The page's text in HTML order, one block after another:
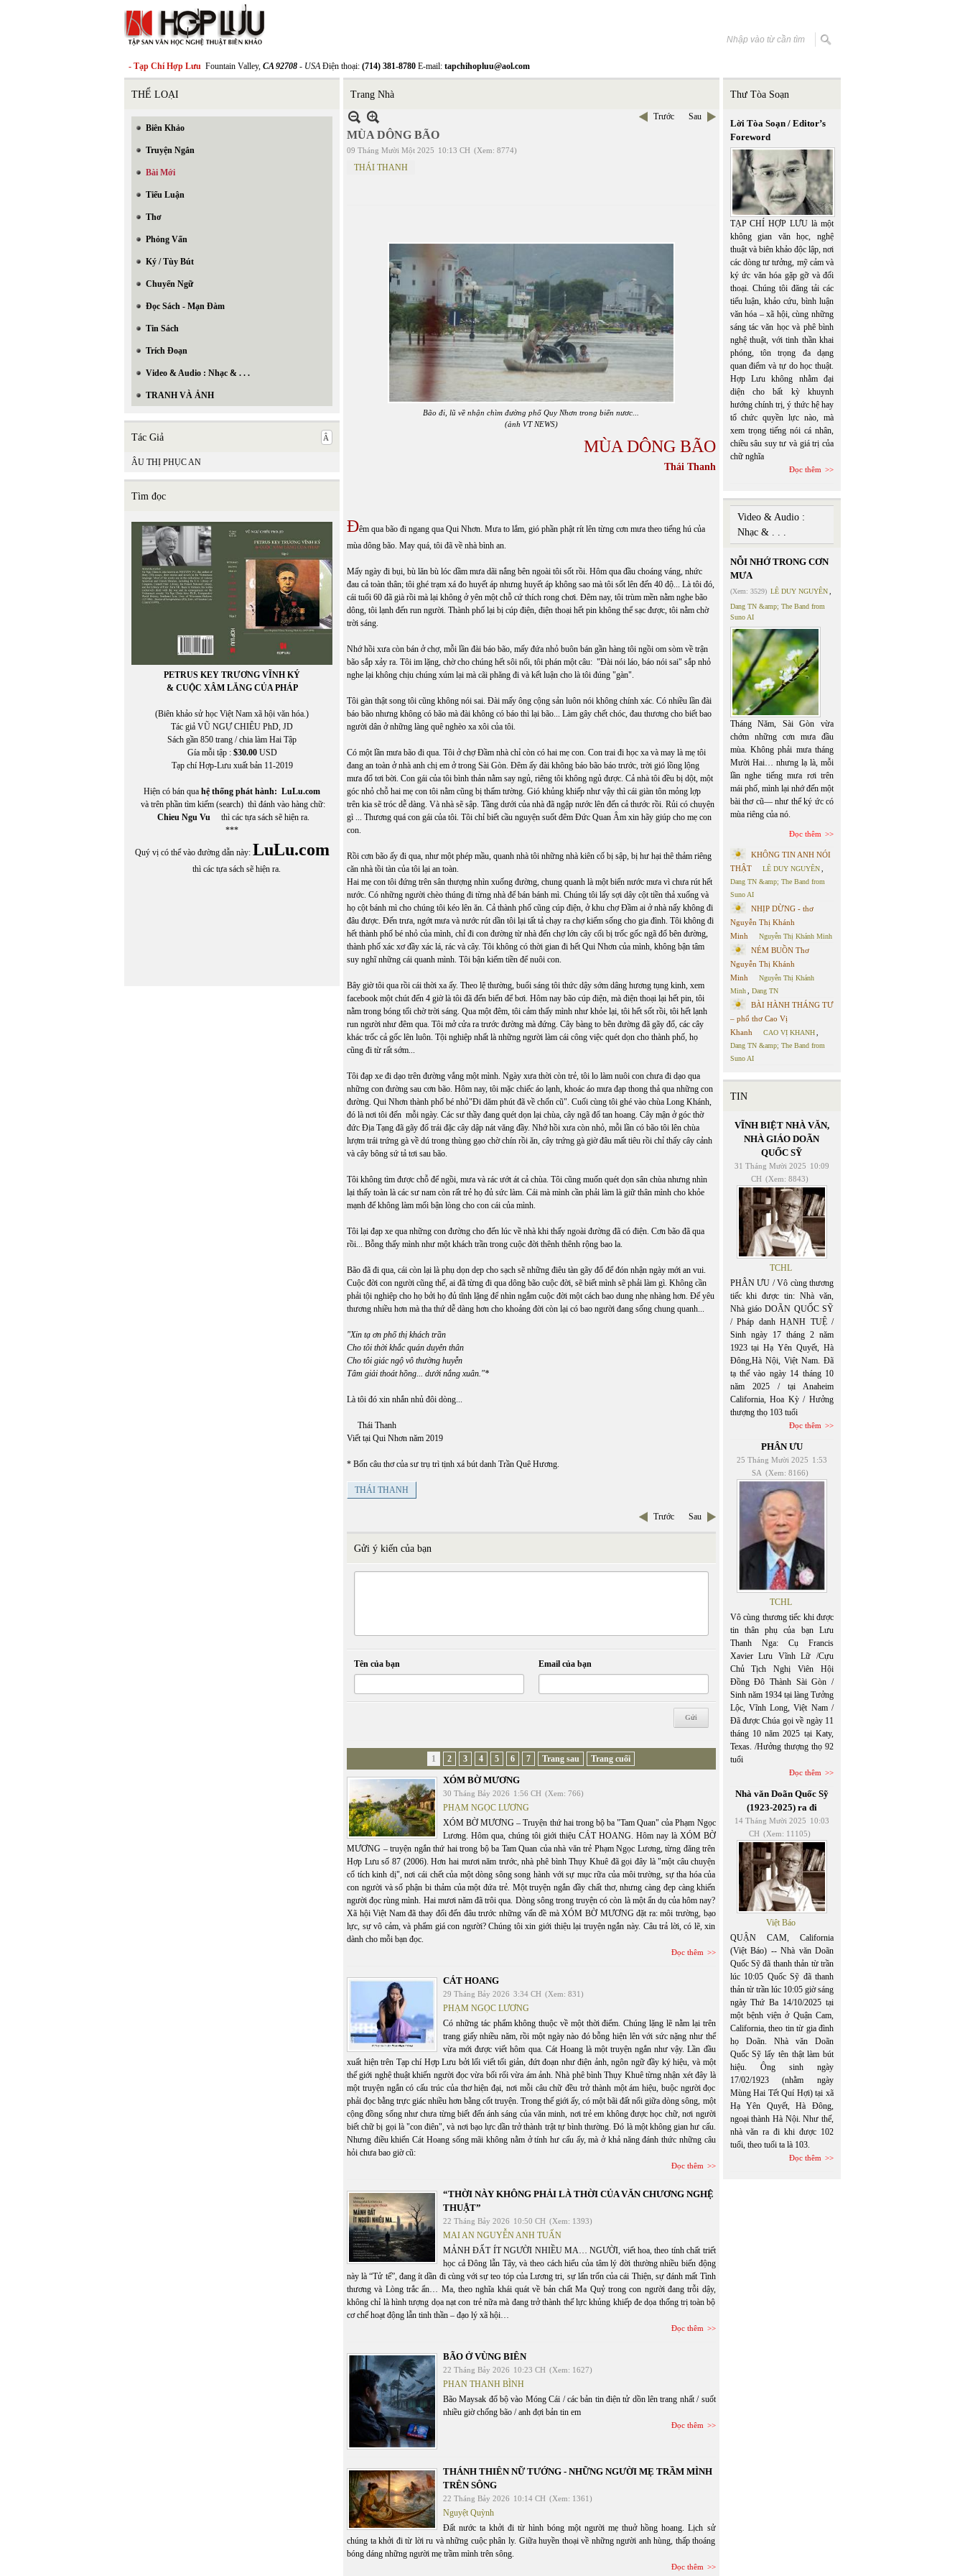
- Tạp Chí Hợp Lưu Fountain Valley, CA 92708 - USAĐiện thoại: (714) 381-8780 E-mail: tapchihopluu@aol.com
THỂ LOẠI
Biên Khảo
Truyện Ngắn
Bài Mới
Tiểu Luận
Thơ
Phỏng Vấn
Ký / Tùy Bút
Chuyển Ngữ
Đọc Sách - Mạn Đàm
Tin Sách
Trích Đoạn
Video & Audio : Nhạc & . . .
TRANH VÀ ẢNH
Tác Giả
ÂU THỊ PHỤC AN
Tìm đọc
PETRUS KEY TRƯƠNG VĨNH KÝ
& CUỘC XÂM LĂNG CỦA PHÁP
(Biên khảo sử học Việt Nam xã hội văn hóa.)
Tác giả VŨ NGỰ CHIÊU PhD, JD
Sách gần 850 trang / chia làm Hai Tập
Gía mỗi tập : $30.00USD
Tạp chí Hợp-Lưu xuất bản 11-2019
Hiện có bán qua hệ thống phát hành: LuLu.com
và trên phần tìm kiếm (search) thì đánh vào hàng chữ:
Chieu Ngu Vu thì các tựa sách sẽ hiện ra.
***
Quý vị có thể vào đường dẫn này: LuLu.com
thì các tựa sách sẽ hiện ra.
Trang Nhà
Trước Sau
MÙA DÔNG BÃO
09 Tháng Mười Một 2025 10:13 CH (Xem: 8774)
THÁI THANH
Bão đi, lũ về nhận chìm đường phố Quy Nhơn trong biển nươc...
(ảnh VT NEWS)
MÙA DÔNG BÃO
Thái Thanh
Đêm qua bão đi ngang qua Qui Nhơn. Mưa to lắm, gió phần phật rít lên từng cơn mưa theo tiếng hú của
mùa dông bão. May quá, tôi đã về nhà bình an.
Mấy ngày đi bụi, bù lăn bù lóc dầm mưa dãi nắng bên ngoài tôi sốt rồi. Hôm qua đầu choáng váng, nhức
đau cả toàn thân; tôi ghé trạm xá đo huyết áp nhưng huyết áp không sao mà tôi sốt lên đến 40 độ... Là tôi đó,
cái tuổi 60 đã già rồi mà lại không ở yên một chỗ cứ thích rong chơi. Đêm nay, tôi trùm mền nằm nghe bão
dông, tôi lạnh đến run người. Thành phố lại bị cúp điện, điện thoại hết pin không thể sạc được, tôi nằm chờ
trời sáng.
Nhớ hồi xưa còn bán ở chợ, mỗi lần đài báo bão, mấy đứa nhỏ buôn bán gần hàng tôi ngồi om sòm về trận
bão sắp xảy ra. Tôi im lặng, chờ cho chúng hết sôi nổi, tôi phán một câu: "Đài nói láo, báo nói sai" sắp nhỏ
nghe lại không chịu chúng xúm lại mà cãi phăng đi và kết luận cho là tôi đúng "gàn".
Tôi gàn thật song tôi cũng không nói sai. Đài mấy ông cộng sản luôn nói không chính xác. Có nhiều lần đài
báo bão nhưng không có bão mà đài không có báo thì lại bão... Làm gây chết chóc, đau thương cho biết bao
người dân ở những làng quê nghèo xa xôi của tôi.
Có một lần mưa bão đi qua. Tôi ở chợ Đầm nhà chỉ còn có hai mẹ con. Con trai đi học xa và may là mẹ tôi
đang an toàn ở nhà anh chị em ở trong Sài Gòn. Đêm ấy đài không báo bão báo trước, trời gió lồng lộng
mưa đổ tơi bời. Con gái của tôi bình thản nằm say ngủ, riêng tôi không ngủ được. Cả nhà tôi đều bị dột, một
góc nhỏ chỗ hai mẹ con tôi nằm cũng bị thấm tường. Gió khủng khiếp như vậy thì cái giàn tôn mỏng lợp
trên kia sẽ tróc dễ dàng. Và nhà sẽ sập. Tầng dưới của nhà đã ngập nước lên đến cả thước rồi. Rủi có chuyện
gì ... Thương quá con gái của tôi. Tôi chỉ biết cầu nguyện suốt đêm Đức Quan Âm xin hãy giúp cho mẹ con
con.
Rồi cơn bão ấy đi qua, như một phép mầu, quanh nhà tôi những nhà kiên cố bị sập, bị hư hại thê thảm riêng
căn nhà tồi tàn của tôi lại an toàn.
Hai mẹ con tôi đứng trên sân thượng nhìn xuống đường, chung quanh là một biển nước mưa vì chưa rút hết
nước. Có những người chèo thúng đi từng nhà để bán bánh mì. Chúng tôi lấy sợi dây cột tiền thả xuống và
họ cột bánh mì cho chúng tôi kéo lên ăn. Cả thành phố cũng cúp điện, ở khu chợ Đầm ai ở nhà nấy không đi
đâu được. Đến trưa, ngớt mưa và nước rút dần tôi lại tất tả chạy ra chợ kiếm sống cho gia đình. Tôi không đi
hết thành phố bé nhỏ của mình, chỉ đi con đường từ nhà đến chợ lớn cây cối bị trốc gốc ngã đổ bên đường,
thành phố xác xơ đầy xác lá, rác và cây. Tôi không có thời gian đi hết Qui Nhơn của mình, không bận tâm
suy nghĩ những cái quanh mình. Tôi bận kiếm tiền để nuôi con.
Bây giờ tôi qua rồi cái thời xa ấy. Theo lệ thường, buổi sáng tôi thức dậy sớm dâng hương tụng kinh, xem
facebook một chút đến 4 giờ là tôi đã đến biển để bơi. Hôm nay bão cúp điện, mà điện thoại lại hết pin, tôi
nằm trong bóng tối chờ trời sáng. Qua một đêm, tôi cảm thấy mình như khỏe lại, tôi hết sốt rồi, tôi hết lạnh
run người như đêm qua. Tôi mở cửa ra trước đường mà đứng. Cây bàng to bên đường đã gãy đổ, các cây
khác trốc cả gốc lên luôn. Tội nghiệp nhất là những người làm cái công việc quét dọn cho thành phố, họ
cũng đi từ rất sớm...
Tôi đạp xe đi dạo trên đường vắng một mình. Ngày xưa thời còn trẻ, tôi lo làm nuôi con chưa đi dạo qua
những con đường sau cơn bão. Hôm nay, tôi mặc chiếc áo lạnh, khoác áo mưa đạp thong thả qua những con
đường. Qui Nhơn thành phố bé nhỏ"Đi dăm phút đã về chốn cũ". Cuối cùng tôi ghé vào chùa Long Khánh,
đó là nơi tôi đến mỗi ngày. Các sư thầy đang quét dọn lại chùa, cây ngã đổ tan hoang. Cây mận ở góc thờ
đức Địa Tạng đã gãy đổ trái đặc cây dập nát văng đầy. Nhớ hồi xưa còn nhỏ, mỗi lần có bão tôi lên chùa
lượm trái trứng gà về dú trong thùng gạo chờ chín rồi ăn, cây trứng gà giờ đâu mất tiêu rồi chỉ thấy cây cảnh
và cây bông sứ tả tơi sau bão.
Tôi không tìm được chỗ để ngồi, mưa và rác ướt át cả chùa. Tôi cũng muốn quét dọn sân chùa nhưng nhìn
lại thấy toàn là các sư nam còn rất trẻ họ đủ sức làm. Cái mà mình cần phải làm là giữ thân mình cho khỏe
mạnh để không làm mối bận lòng cho con cái của mình.
Tôi lại đạp xe qua những con đường cho đến lúc về nhà khi thấy ngoài đường đã có điện. Cơn bão đã qua
rồi... Bỗng thấy mình như một khách trần trong cuộc đời thênh thênh rộng bao la.
Bão đã đi qua, cái còn lại là phụ dọn dẹp cho sạch sẽ những điêu tàn gãy đổ để đón nhận ngày mới an vui.
Cuộc đời con người cũng thế, ai đã từng đi qua dông bão cuộc đời, sẽ biết mình sẽ phải làm gì. Không cần
phải tội nghiệp cho họ bởi họ đủ tĩnh lặng để nhìn ngắm cuộc đời một cách bao dung nhẹ nhàng hơn. Để yêu
thương nhiều hơn mà tha thứ dễ dàng hơn cho khoảng đời còn lại có bao người đang sống chung quanh...
"Xin tạ ơn phố thị khách trần
Cho tôi thời khắc quán duyên thân
Cho tôi giác ngộ vô thường huyễn
Tâm giải thoát hồng... dưới nắng xuân."*
Là tôi đó xin nhắn nhủ đôi dòng...
Thái Thanh
Viết tại Qui Nhơn năm 2019
* Bốn câu thơ của sư trụ trì tịnh xá bút danh Trần Quê Hương.
THÁI THANH
Trước Sau
Gửi ý kiến của bạn
Tên của bạn Email của bạn
1 2 3 4 5 6 7 Trang sau Trang cuối
XÓM BỜ MƯƠNG
30 Tháng Bảy 2026 1:56 CH (Xem: 766)
PHẠM NGỌC LƯƠNG
XÓM BỜ MƯƠNG – Truyện thứ hai trong bộ ba "Tam Quan" của Phạm Ngọc
Lương. Hôm qua, chúng tôi giới thiệu CÁT HOANG. Hôm nay là XÓM BỜ
MƯƠNG – truyện ngắn thứ hai trong bộ ba Tam Quan của nhà văn trẻ Phạm Ngọc Lương, từng đăng trên
Hợp Lưu số 87 (2006). Hơn hai mươi năm trước, nhà phê bình Thụy Khuê đã gọi đây là "một câu chuyện
cổ tích kinh dị", nơi cái chết của một dòng sông song hành với sự mục rữa của môi trường, sự tha hóa của
con người và số phận bi thảm của một đứa trẻ. Một truyện ngắn đầy chất thơ, nhưng càng đẹp càng khiến
người đọc rùng mình. Hai mươi năm đã trôi qua. Dòng sông trong truyện có còn là một ẩn dụ của hôm nay?
Xã hội Việt Nam đã thay đổi đến đâu trước những vấn đề mà XÓM BỜ MƯƠNG đặt ra: môi trường, bạo
lực, sự vô cảm, và phẩm giá con người? Chúng tôi xin giới thiệu lại truyện ngắn này. Câu trả lời, có lẽ, xin
dành cho mỗi bạn đọc.
Đọc thêm
CÁT HOANG
29 Tháng Bảy 2026 3:34 CH (Xem: 831)
PHẠM NGỌC LƯƠNG
Có những tác phẩm không thuộc về một thời điểm. Chúng lặng lẽ nằm lại trên
trang giấy nhiều năm, rồi một ngày nào đó bỗng hiện lên với sức nặng như thể
vừa mới được viết hôm qua. Cát Hoang là một truyện ngắn như vậy. Lần đầu
xuất hiện trên Tạp chí Hợp Lưu bởi lối viết tối giản, đứt đoạn như điện ảnh, ngôn ngữ đầy ký hiệu, và một
thế giới nghệ thuật khiến người đọc vừa bối rối vừa ám ảnh. Nhà phê bình Thụy Khuê từng nhận xét đây là
một truyện ngắn có cấu trúc của thơ hiện đại, nơi mỗi câu chữ đều trở thành một ám hiệu, buộc người đọc
phải đọc bằng trực giác nhiều hơn bằng cốt truyện. Trong thế giới ấy, có một bãi đất nổi giữa dòng sông, một
cộng đồng sống như chưa từng biết đến ánh sáng của văn minh, nơi trẻ em không được học chữ, nơi người
biết chữ bị gọi là "con điên", và nơi bạo lực dần trở thành trật tự bình thường. Đó là một không gian hư cấu.
Nhưng điều khiến Cát Hoang sống mãi không nằm ở tính hư cấu ấy, mà ở khả năng đánh thức những câu
hỏi chưa bao giờ cũ:
Đọc thêm
“THỜI NÀY KHÔNG PHẢI LÀ THỜI CỦA VĂN CHƯƠNG NGHỆ
THUẬT”
22 Tháng Bảy 2026 10:50 CH (Xem: 1393)
MAI AN NGUYỄN ANH TUẤN
MẢNH ĐẤT ÍT NGƯỜI NHIỀU MA… NGƯỜI, viết hoa, theo tính chất triết
học cả Đông lẫn Tây, và theo cách hiểu của tâm lý đời thường nhiều biến động
này là “Tử tế”, đang ít dần đi cùng với sự teo tóp của Lương tri, sự lẩn trốn của cái Thiện, sự đánh mất Tình
thương và Lòng trắc ẩn… Ma, theo nghĩa khái quát về bản chất Ma Quỷ trong con người đang trỗi dậy,
không chỉ là hình tượng dọa nạt con trẻ nữa mà đang trở thành thế lực khủng khiếp đe dọa thống trị toàn bộ
cơ chế hoạt động lẫn tinh thần – đạo lý xã hội…
Đọc thêm
BÃO Ở VÙNG BIÊN
22 Tháng Bảy 2026 10:23 CH (Xem: 1627)
PHAN THANH BÌNH
Bão Maysak đổ bộ vào Móng Cái / các bản tin điện tử dồn lên trang nhất / suốt
nhiều giờ chống bão / anh đợi bản tin em
Đọc thêm
THÁNH THIÊN NỮ TƯỚNG - NHỮNG NGƯỜI MẸ TRẦM MÌNH
TRÊN SÔNG
22 Tháng Bảy 2026 10:14 CH (Xem: 1361)
Nguyệt Quỳnh
Đất nước ta khởi đi từ hình bóng một người mẹ thuở hồng hoang. Lịch sử
chúng ta khởi đi từ lời ru và những cuộc phân ly. Giữa huyền thoại về những người anh hùng, thấp thoáng
bóng dáng những người mẹ trầm mình trên sông.
Đọc thêm
Thư Tòa Soạn
Lời Tòa Soạn / Editor’s
Foreword
TẠP CHÍ HỢP LƯU là một
không gian văn học, nghệ
thuật và biên khảo độc lập, nơi
các dòng tư tưởng, mỹ cảm và
ký ức văn hóa gặp gỡ và đối
thoại. Chúng tôi đăng tải các
tiểu luận, khảo cứu, bình luận
văn hóa – xã hội, cùng những
sáng tác văn học và phê bình
nghệ thuật, với tinh thần khai
phóng, tôn trọng đa dạng
quan điểm và tự do học thuật.
Hợp Lưu không nhằm đại
diện cho bất kỳ khuynh
hướng chính trị, ý thức hệ hay
tổ chức quyền lực nào, mà
xem trọng tiếng nói cá nhân,
chiều sâu suy tư và giá trị của
chữ nghĩa
Đọc thêm
Video & Audio :
Nhạc & . . .
NỖI NHỚ TRONG CƠN
MƯA
(Xem: 3529) LÊ DUY NGUYÊN
Dang TN &amp; The Band from
Suno AI
Tháng Năm, Sài Gòn vừa
chớm những cơn mưa đầu
mùa. Không phải mưa tháng
Mười Hai… nhưng lạ là, mỗi
lần nghe tiếng mưa rơi trên
mái phố, mình lại nhớ đến một
bài thơ cũ— như thể ký ức có
mùa riêng của nó.
Đọc thêm
KHÔNG TIN ANH NÓI
THẬT
LÊ DUY NGUYÊN
Dang TN &amp; The Band from
Suno AI
NHỊP DỪNG - thơ
Nguyễn Thị Khánh
Minh
Nguyễn Thị Khánh Minh
NÉM BUỒN Thơ
Nguyễn Thị Khánh
Minh
Nguyễn Thị Khánh
Minh
Dang TN
BÀI HÀNH THÁNG TƯ
– phổ thơ Cao Vị
Khanh
CAO VỊ KHANH
Dang TN &amp; The Band from
Suno AI
TIN
VĨNH BIỆT NHÀ VĂN,
NHÀ GIÁO DOÃN
QUỐC SỸ
31 Tháng Mười 2025 10:09
CH (Xem: 8843)
TCHL
PHÂN ƯU / Vô cùng thương
tiếc khi được tin: Nhà văn,
Nhà giáo DOÃN QUỐC SỸ
/ Pháp danh HẠNH TUỆ /
Sinh ngày 17 tháng 2 năm
1923 tại Hạ Yên Quyết, Hà
Đông,Hà Nội, Việt Nam. Đã
tạ thế vào ngày 14 tháng 10
năm 2025 / tại Anaheim
California, Hoa Kỳ / Hưởng
thượng thọ 103 tuổi
Đọc thêm
PHÂN ƯU
25 Tháng Mười 2025 1:53
SA (Xem: 8166)
TCHL
Vô cùng thương tiếc khi được
tin thân phụ của bạn Lưu
Thanh Nga: Cụ Francis
Xavier Lưu Vĩnh Lữ /Cựu
Chủ Tịch Nghị Viên Hội
Đồng Đô Thành Sài Gòn /
Sinh năm 1934 tại làng Tưởng
Lộc, Vĩnh Long, Việt Nam /
Đã được Chúa gọi về ngày 11
tháng 10 năm 2025 tại Katy,
Texas. /Hưởng thượng thọ 92
tuổi
Đọc thêm
Nhà văn Doãn Quốc Sỹ
(1923-2025) ra đi
14 Tháng Mười 2025 10:03
CH (Xem: 11105)
Việt Báo
QUẬN CAM, California
(Việt Báo) -- Nhà văn Doãn
Quốc Sỹ đã thanh thản từ trần
lúc 10:05 Quốc Sỹ đã thanh
thản từ trần lúc 10:05 giờ sáng
ngày Thứ Ba 14/10/2025 tại
một bệnh viện ở Quận Cam,
California, theo tin từ gia đình
họ Doãn. Nhà văn Doãn
Quốc Sỹ lấy tên thật làm bút
hiệu. Ông sinh ngày
17/02/1923 (nhằm ngày
Mùng Hai Tết Quí Hợi) tại xã
Hạ Yên Quyết, Hà Đông,
ngoại thành Hà Nội. Như thế,
nhà văn ra đi khi được 102
tuổi, theo tuổi ta là 103.
Đọc thêm